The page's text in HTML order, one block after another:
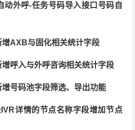
动外呼-任务号码导入接口号码自
AXB与固化相关统计字段
呼入与外呼咨询相关统计字段
号码池字段筛选、导出功能
详情的节点名称字段增加节点